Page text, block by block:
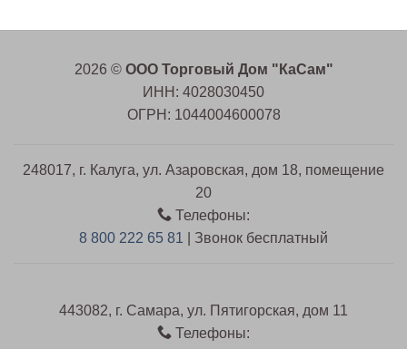
2026 © ООО Торговый Дом "КаСам"
ИНН: 4028030450
ОГРН: 1044004600078
248017, г. Калуга, ул. Азаровская, дом 18, помещение
20
Телефоны:
8 800 222 65 81 | Звонок бесплатный
443082, г. Самара, ул. Пятигорская, дом 11
Телефоны: